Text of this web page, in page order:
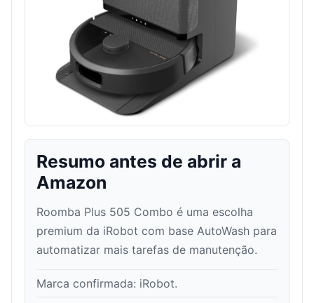
Resumo antes de abrir a
Amazon
Roomba Plus 505 Combo é uma escolha
premium da iRobot com base AutoWash para
automatizar mais tarefas de manutenção.
Marca confirmada: iRobot.